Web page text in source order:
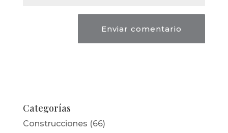
Categorías
Construcciones (66)